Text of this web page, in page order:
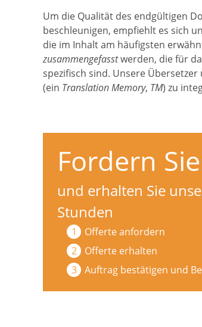
Um die Qualität des endgültigen
beschleunigen, empfiehlt es sich
die im Inhalt am häufigsten
zusammengefasstwerden, die für
spezifisch sind. Unsere
(ein Translation Memory, TM) zu
Fordern
und erhalten Sie
Stunden
Offerte anfordern
Offerte erhalten
Auftrag bestätigen und